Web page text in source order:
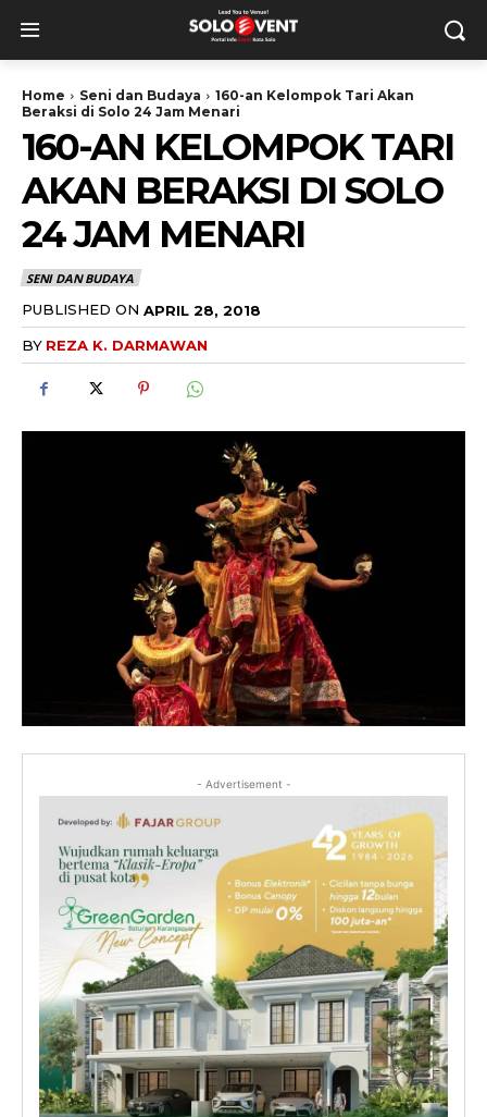
Home Seni dan Budaya
160-an Kelompok Tari Akan
Beraksi di Solo 24 Jam Menari
160-AN KELOMPOK TARI
AKAN BERAKSI DI SOLO
24 JAM MENARI
SENI DAN BUDAYA
PUBLISHED ON APRIL 28, 2018
BY REZA K. DARMAWAN
- Advertisement -